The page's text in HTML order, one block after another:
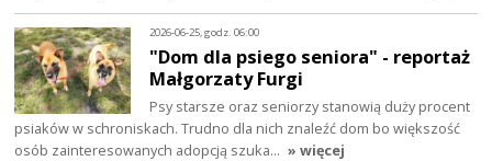
2026-06-25, godz. 06:00
"Dom dla psiego seniora" - reportaż
Małgorzaty Furgi
Psy starsze oraz seniorzy stanowią duży procent
psiaków w schroniskach. Trudno dla nich znaleźć dom bo większość
osób zainteresowanych adopcją szuka… » więcej